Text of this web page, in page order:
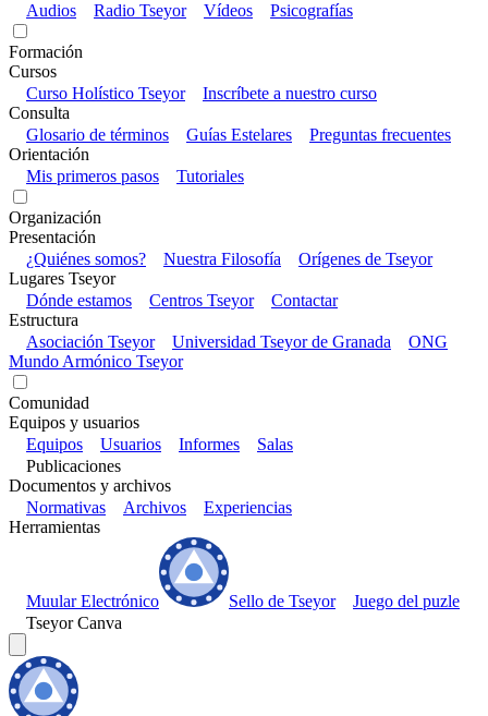
Audios
Radio Tseyor Vídeos Psicografías
Formación
Cursos
Curso Holístico Tseyor
Inscríbete a nuestro curso
Consulta
Glosario de términos
Guías Estelares
Preguntas frecuentes
Orientación
Mis primeros pasos
Tutoriales
Organización
Presentación
¿Quiénes somos?
Nuestra Filosofía
Orígenes de Tseyor
Lugares Tseyor
Dónde estamos
Centros Tseyor
Contactar
Estructura
Asociación Tseyor
Universidad Tseyor de Granada
ONG
Mundo Armónico Tseyor
Comunidad
Equipos y usuarios
Equipos
Usuarios Informes
Salas
Publicaciones
Documentos y archivos
Normativas
Archivos
Experiencias
Herramientas
Muular Electrónico Sello de Tseyor
Juego del puzle
Tseyor Canva